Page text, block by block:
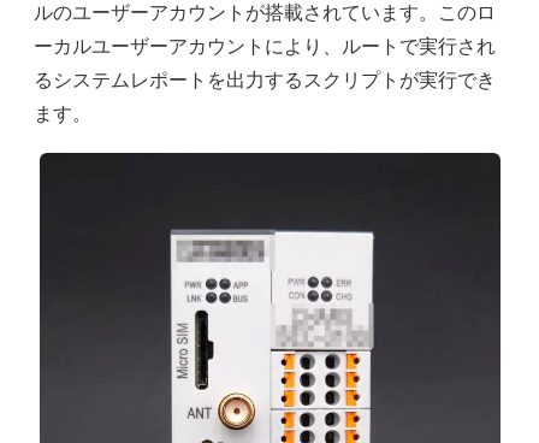
ルのユーザーアカウントが搭載されています。このロ
ーカルユーザーアカウントにより、ルートで実行され
るシステムレポートを出力するスクリプトが実行でき
ます。